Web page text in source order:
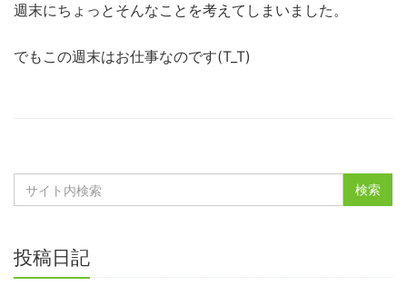
週末にちょっとそんなことを考えてしまいました。
でもこの週末はお仕事なのです(T_T)
投稿日記